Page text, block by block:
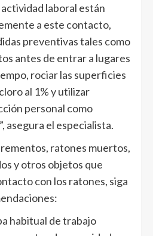
laboral están
a este contacto,
preventivas tales como
antes de entrar a lugares
rociar las superficies
al 1% y utilizar
personal como
asegura el especialista.
ratones muertos,
y otros objetos que
con los ratones, siga
habitual de trabajo